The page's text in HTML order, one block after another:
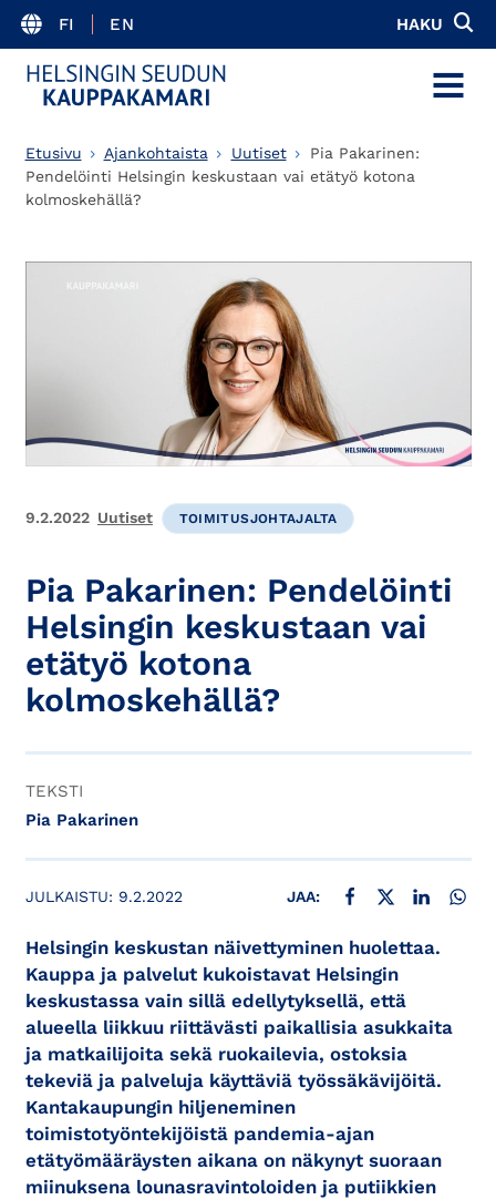
FI EN HAKU
MENU
Etusivu Ajankohtaista Uutiset
Pia Pakarinen:
Pendelöinti Helsingin keskustaan vai etätyö kotona
kolmoskehällä?
9.2.2022 Uutiset TOIMITUSJOHTAJALTA
Pia Pakarinen: Pendelöinti
Helsingin keskustaan vai
etätyö kotona
kolmoskehällä?
TEKSTI
Pia Pakarinen
JULKAISTU: 9.2.2022 JAA: JAA FACEBOOKISSA
JAA X:SSÄ JAA
Helsingin keskustan näivettyminen huolettaa.
Kauppa ja palvelut kukoistavat Helsingin
keskustassa vain sillä edellytyksellä, että
alueella liikkuu riittävästi paikallisia asukkaita
ja matkailijoita sekä ruokailevia, ostoksia
tekeviä ja palveluja käyttäviä työssäkävijöitä.
Kantakaupungin hiljeneminen
toimistotyöntekijöistä pandemia-ajan
etätyömääräysten aikana on näkynyt suoraan
miinuksena lounasravintoloiden ja putiikkien